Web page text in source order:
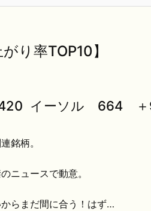
がり率TOP10】
イーソル 664 ＋
銘柄。
ニュースで動意。
らまだ間に合う！はず…